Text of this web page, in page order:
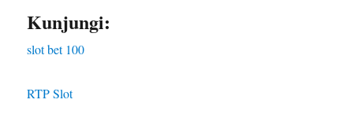
Kunjungi:
slot bet 100
RTP Slot